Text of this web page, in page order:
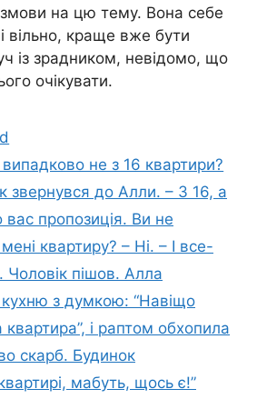
на цю тему. Вона себе
вільно, краще вже бути
із зрадником, невідомо, що
очікувати.
не з 16 квартири?
звернувся до Алли. – З 16, а
пропозиція. Ви не
квартиру? – Ні. – І все-
Чоловік пішов. Алла
з думкою: “Навіщо
і раптом обхопила
скарб. Будинок
мабуть, щось є!”